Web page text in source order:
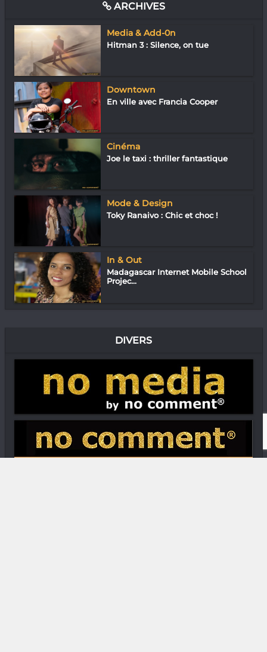
ARCHIVES
Media & Add-0n
Hitman 3 : Silence, on tue
Downtown
En ville avec Francia Cooper
Cinéma
Joe le taxi : thriller fantastique
Mode & Design
Toky Ranaivo : Chic et choc !
In & Out
Madagascar Internet Mobile School
Projec...
DIVERS